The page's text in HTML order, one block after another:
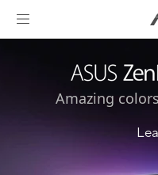
Amazing